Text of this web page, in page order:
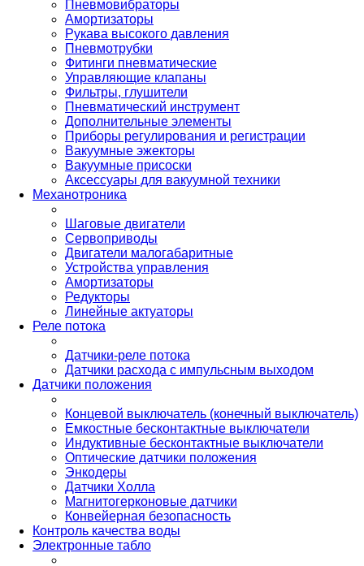
Пневмовибраторы
Амортизаторы
Рукава высокого давления
Пневмотрубки
Фитинги пневматические
Управляющие клапаны
Фильтры, глушители
Пневматический инструмент
Дополнительные элементы
Приборы регулирования и регистрации
Вакуумные эжекторы
Вакуумные присоски
Аксессуары для вакуумной техники
Механотроника
Шаговые двигатели
Сервоприводы
Двигатели малогабаритные
Устройства управления
Амортизаторы
Редукторы
Линейные актуаторы
Реле потока
Датчики-реле потока
Датчики расхода с импульсным выходом
Датчики положения
Концевой выключатель (конечный выключатель)
Емкостные бесконтактные выключатели
Индуктивные бесконтактные выключатели
Оптические датчики положения
Энкодеры
Датчики Холла
Магнитогерконовые датчики
Конвейерная безопасность
Контроль качества воды
Электронные табло